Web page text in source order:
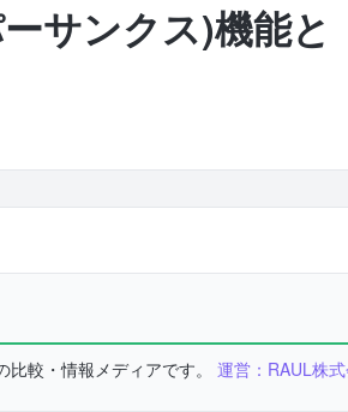
サンクス)機能と
較・情報メディアです。 運営：RAUL株